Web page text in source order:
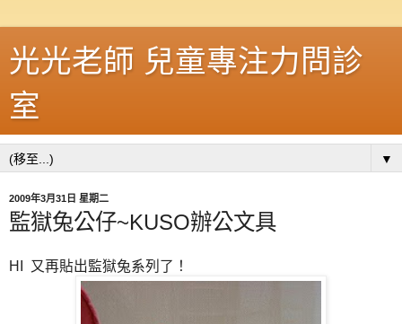
光光老師 兒童專注力問診
室
▼
2009年3月31日 星期二
監獄兔公仔~KUSO辦公文具
HI 又再貼出監獄兔系列了！